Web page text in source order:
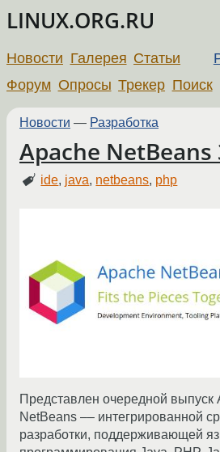
LINUX.ORG.RU
Новости Галерея Статьи
Форум Опросы Трекер Поиск
Новости — Разработка
Apache NetBeans
ide, java, netbeans, php
Представлен очередной выпуск
NetBeans –– интегрированной
разработки, поддерживающей